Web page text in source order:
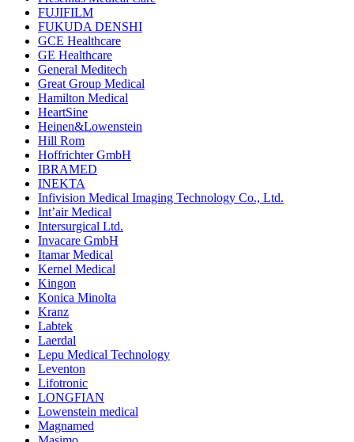
FUJIFILM
FUKUDA DENSHI
GCE Healthcare
GE Healthcare
General Meditech
Great Group Medical
Hamilton Medical
HeartSine
Heinen&Lowenstein
Hill Rom
Hoffrichter GmbH
IBRAMED
INEKTA
Infivision Medical Imaging Technology Co., Ltd.
Int’air Medical
Intersurgical Ltd.
Invacare GmbH
Itamar Medical
Kernel Medical
Kingon
Konica Minolta
Kranz
Labtek
Laerdal
Lepu Medical Technology
Leventon
Lifotronic
LONGFIAN
Lowenstein medical
Magnamed